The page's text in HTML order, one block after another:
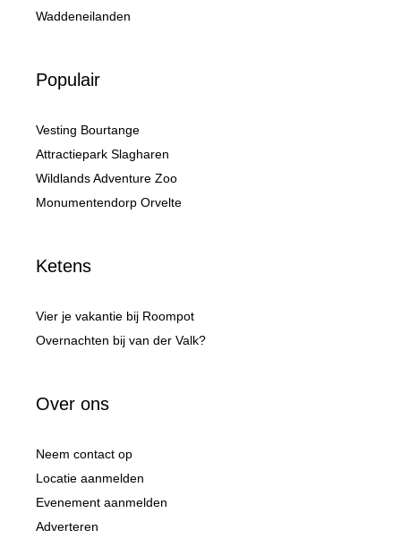
Waddeneilanden
Populair
Vesting Bourtange
Attractiepark Slagharen
Wildlands Adventure Zoo
Monumentendorp Orvelte
Ketens
Vier je vakantie bij Roompot
Overnachten bij van der Valk?
Over ons
Neem contact op
Locatie aanmelden
Evenement aanmelden
Adverteren